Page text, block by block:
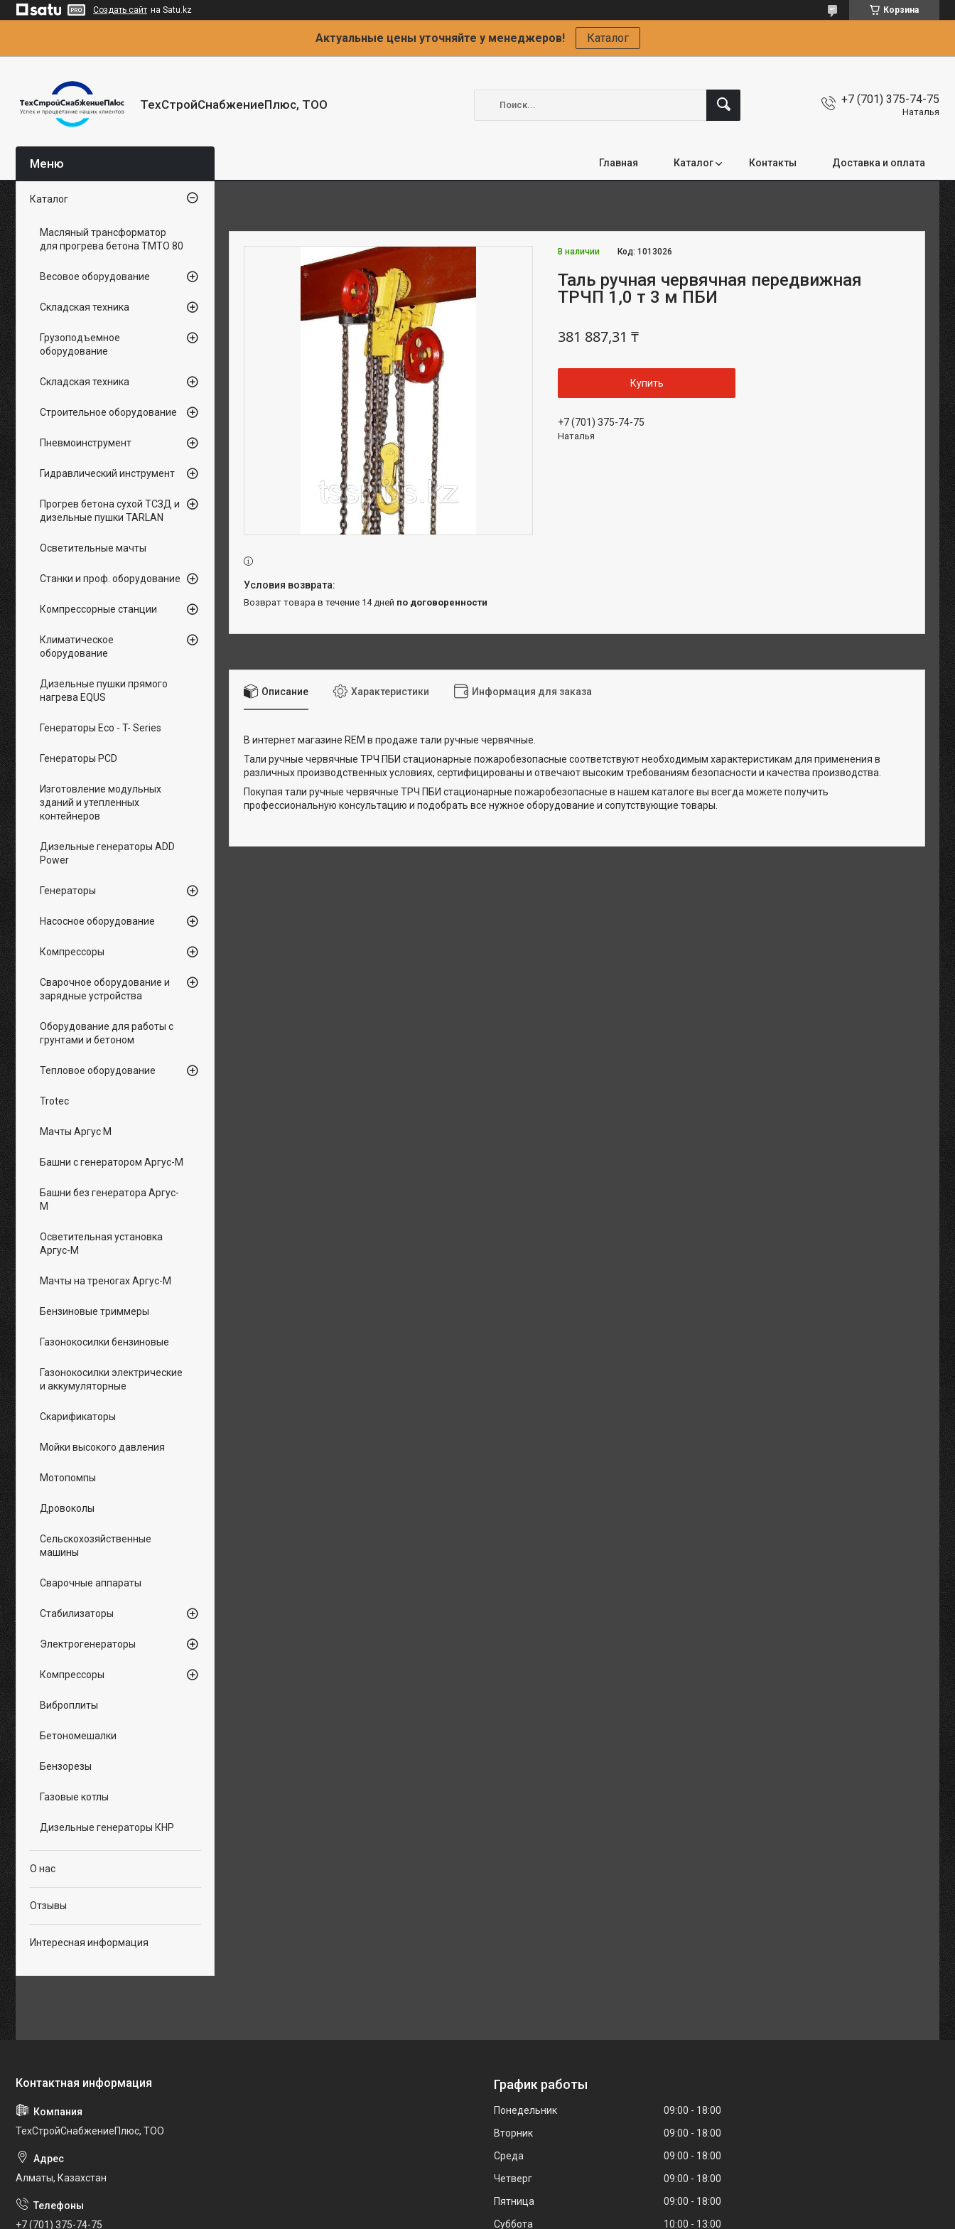
Создать сайт на Satu.kz Корзина
Актуальные цены уточняйте у менеджеров! Каталог
ТехСтройСнабжениеПлюс, ТОО +7 (701) 375-74-75
Наталья
Главная Каталог Контакты Доставка и оплата
В наличии Код:1013026
Таль ручная червячная передвижная
ТРЧП 1,0 т 3 м ПБИ
381 887,31 ₸
Купить
+7 (701) 375-74-75
Наталья
возврат товара в течение 14 дней по договоренности
Описание Характеристики Информация для заказа
В интернет магазине REM в продаже тали ручные червячные.
Тали ручные червячные ТРЧ ПБИ стационарные пожаробезопасные соответствуют необходимым характеристикам для применения в
различных производственных условиях, сертифицированы и отвечают высоким требованиям безопасности и качества производства.
Покупая тали ручные червячные ТРЧ ПБИ стационарные пожаробезопасные в нашем каталоге вы всегда можете получить
профессиональную консультацию и подобрать все нужное оборудование и сопутствующие товары.
Каталог
Масляный трансформатор
для прогрева бетона ТМТО 80
Весовое оборудование
Складская техника
Грузоподъемное
оборудование
Складская техника
Строительное оборудование
Пневмоинструмент
Гидравлический инструмент
Прогрев бетона сухой ТСЗД и
дизельные пушки TARLAN
Осветительные мачты
Станки и проф. оборудование
Компрессорные станции
Климатическое
оборудование
Дизельные пушки прямого
нагрева EQUS
Генераторы Eco - T- Series
Генераторы PCD
Изготовление модульных
зданий и утепленных
контейнеров
Дизельные генераторы ADD
Power
Генераторы
Насосное оборудование
Компрессоры
Сварочное оборудование и
зарядные устройства
Оборудование для работы с
грунтами и бетоном
Тепловое оборудование
Trotec
Мачты Аргус М
Башни с генератором Аргус-М
Башни без генератора Аргус-
М
Осветительная установка
Аргус-М
Мачты на треногах Аргус-М
Бензиновые триммеры
Газонокосилки бензиновые
Газонокосилки электрические
и аккумуляторные
Скарификаторы
Мойки высокого давления
Мотопомпы
Дровоколы
Сельскохозяйственные
машины
Сварочные аппараты
Стабилизаторы
Электрогенераторы
Компрессоры
Виброплиты
Бетономешалки
Бензорезы
Газовые котлы
Дизельные генераторы КНР
О нас
Отзывы
Интересная информация
ТехСтройСнабжениеПлюс, ТОО
Алматы, Казахстан
+7 (701) 375-74-75
График работы
Понедельник 09:00
18:00
Вторник
09:00
18:00
Среда
09:00
18:00
Четверг
09:00
18:00
Пятница
09:00
18:00
Суббота
10:00 13:00